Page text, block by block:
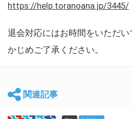
https://help.toranoana.jp/3445/
退会対応にはお時間をいただ
かじめご了承ください。
関連記事